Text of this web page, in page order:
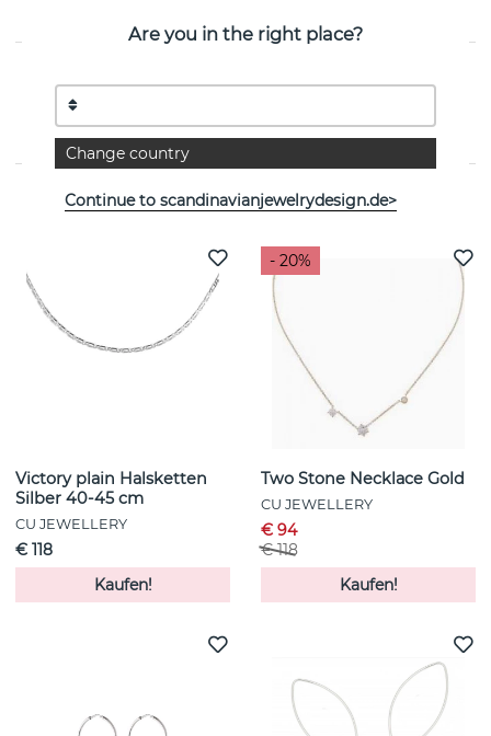
Kollektion: Cubic/Brilliant/CU
Weitere Artikel ansehen
Victory plain Halsketten
Silber 40-45 cm
CU JEWELLERY
€ 118
Kaufen!
- 20%
Two Stone Necklace Gold
CU JEWELLERY
€ 94
€ 118
Kaufen!
Are you in the right place?
Change country
Continue to scandinavianjewelrydesign.de>